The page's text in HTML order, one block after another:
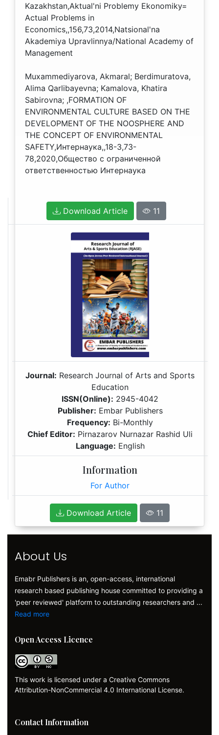
Kazakhstan,Aktual'ni Problemy Ekonomiky=
Actual Problems in
Economics,,156,73,2014,Natsional'na
Akademiya Upravlinnya/National Academy of
Management
Muxammediyarova, Akmaral; Berdimuratova,
Alima Qarlibayevna; Kamalova, Khatira
Sabirovna; ,FORMATION OF
ENVIRONMENTAL CULTURE BASED ON THE
DEVELOPMENT OF THE NOOSPHERE AND
THE CONCEPT OF ENVIRONMENTAL
SAFETY,Интернаука,,18-3,73-
78,2020,Общество с ограниченной
ответственностью Интернаука
Download Article 11
Journal: Research Journal of Arts and Sports
Education
ISSN(Online): 2945-4042
Publisher: Embar Publishers
Frequency: Bi-Monthly
Chief Editor: Pirnazarov Nurnazar Rashid Uli
Language: English
Information
For Author
Download Article 11
About Us
Emabr Publishers is an, open-access, international
research based publishing house committed to providing a
'peer reviewed' platform to outstanding researchers and ...
Read more
Open Access Licence
This work is licensed under a Creative Commons
Attribution-NonCommercial 4.0 International License.
Contact Information